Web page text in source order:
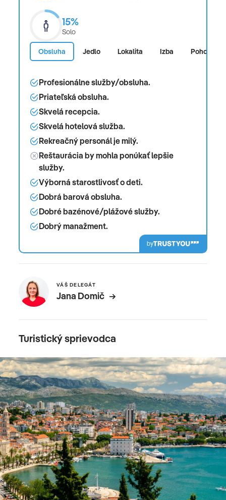
15%
Solo
Obsluha Jedlo Lokalita Izba Pohodlie
Profesionálne služby/obsluha.
Priateľská obsluha.
Skvelá recepcia.
Skvelá hotelová služba.
Rekreačný personál je milý.
Reštaurácia by mohla ponúkať lepšie
služby.
Výborná starostlivosť o deti.
Dobrá barová obsluha.
Dobré bazénové/plážové služby.
Dobrý manažment.
by
VÁŠ DELEGÁT
Jana Domič
Turistický sprievodca